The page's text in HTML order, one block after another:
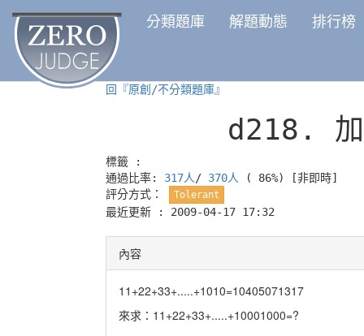
分類題庫 解題動態 排行榜
回『原創/不分類題庫』
d218.
標籤 :
通過比率: 317人 / 370人 ( 86%)
[非即時]
評分方式：
Tolerant
最近更新 : 2009-04-17 17:32
內容
11+22+33+.....+1010=10405071317
來求：11+22+33+.....+10001000=?